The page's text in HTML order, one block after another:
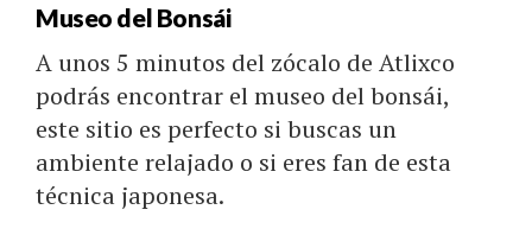
Museo del Bonsái
A unos 5 minutos del zócalo de Atlixco
podrás encontrar el museo del bonsái,
este sitio es perfecto si buscas un
ambiente relajado o si eres fan de esta
técnica japonesa.